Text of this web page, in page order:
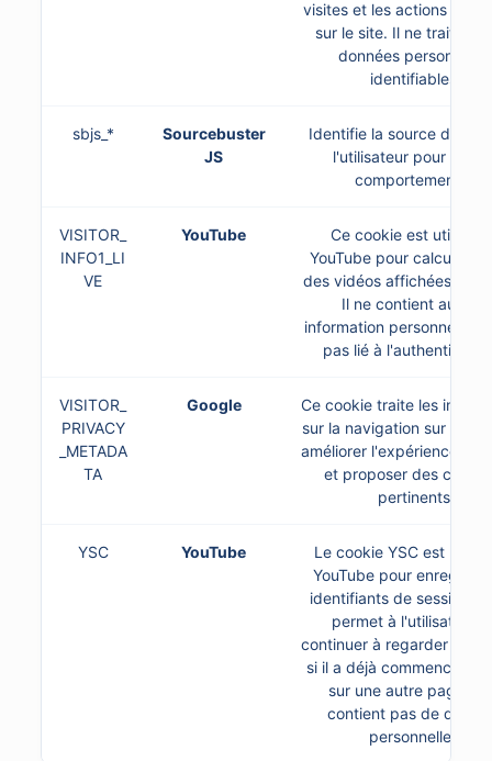
visites et les actions
sur le site. Il ne traite
données
identifiables.
sbjs_*
Sourcebuster
JS
Identifie la source de
l'utilisateur pour le
comportemental.
VISITOR_
INFO1_LI
VE
YouTube
Ce cookie est utilisé
YouTube pour calculer la
des vidéos affichées sur
Il ne contient aucune
information personnelle
pas lié à
VISITOR_
PRIVACY
_METADA
TA
Google
Ce cookie traite les
sur la navigation sur le
améliorer l'expérience
et proposer des
pertinents.
YSC YouTube
Le cookie YSC est
YouTube pour
identifiants de session,
permet à l'utilisateur
continuer à regarder des
si il a déjà commencé à
sur une autre page. Il
contient pas de
personnelles.